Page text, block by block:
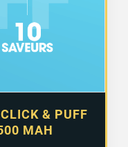
& PUFF
MAH